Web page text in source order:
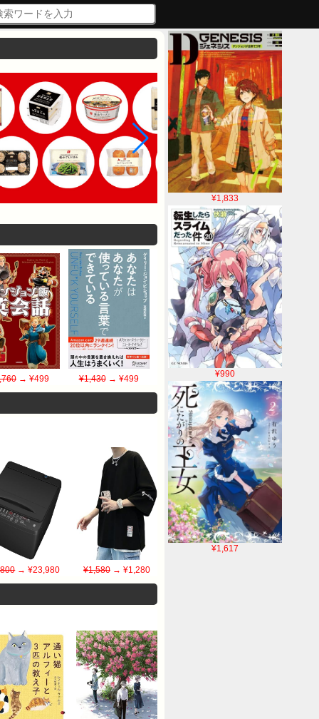
¥1,833
¥990
¥1,617
→ ¥499 ¥1,430→ ¥499
→ ¥23,980 ¥1,580→ ¥1,280